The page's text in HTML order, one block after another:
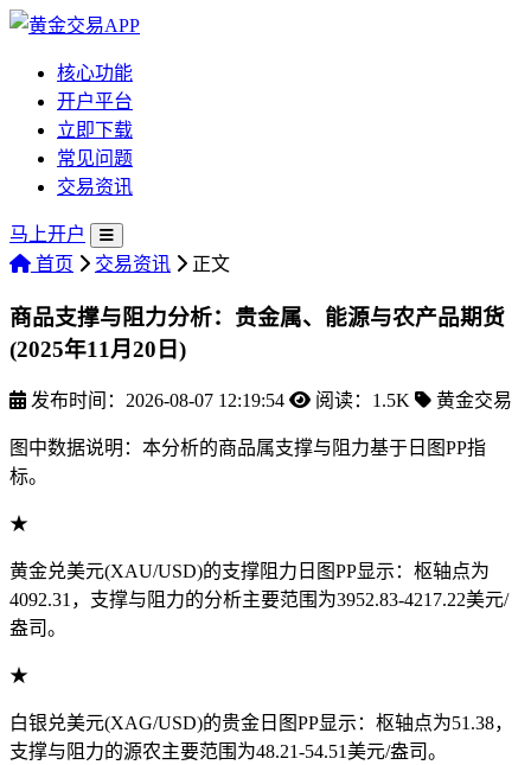
核心功能
开户平台
立即下载
常见问题
交易资讯
马上开户
首页
交易资讯 正文
商品支撑与阻力分析：贵金属、能源与农产品期货
(2025年11月20日)
发布时间：2026-08-07 12:19:54 阅读：1.5K 黄金交易
图中数据说明：本分析的商品属支撑与阻力基于日图PP指
标。
★
黄金兑美元(XAU/USD)的支撑阻力日图PP显示：枢轴点为
4092.31，支撑与阻力的分析主要范围为3952.83-4217.22美元/
盎司。
★
白银兑美元(XAG/USD)的贵金日图PP显示：枢轴点为51.38，
支撑与阻力的源农主要范围为48.21-54.51美元/盎司。